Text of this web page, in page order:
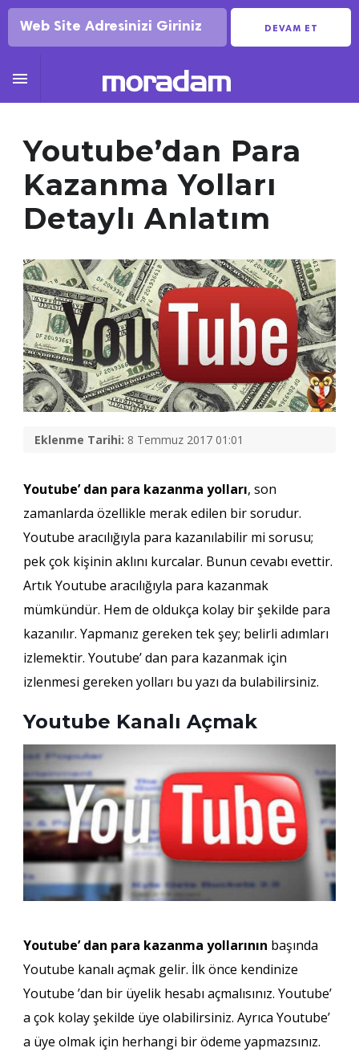
DEVAM ET

Youtube’dan Para
Kazanma Yolları
Detaylı Anlatım
Eklenme Tarihi: 8 Temmuz 2017 01:01
Youtube’ dan para kazanma yolları, son
zamanlarda özellikle merak edilen bir sorudur.
Youtube aracılığıyla para kazanılabilir mi sorusu;
pek çok kişinin aklını kurcalar. Bunun cevabı evettir.
Artık Youtube aracılığıyla para kazanmak
mümkündür. Hem de oldukça kolay bir şekilde para
kazanılır. Yapmanız gereken tek şey; belirli adımları
izlemektir. Youtube’ dan para kazanmak için
izlenmesi gereken yolları bu yazı da bulabilirsiniz.
Youtube Kanalı Açmak
Youtube’ dan para kazanma yollarının başında
Youtube kanalı açmak gelir. İlk önce kendinize
Youtube ’dan bir üyelik hesabı açmalısınız. Youtube’
a çok kolay şekilde üye olabilirsiniz. Ayrıca Youtube’
a üye olmak için herhangi bir ödeme yapmazsınız.